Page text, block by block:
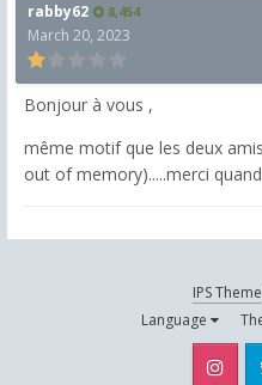
rabby62 8,454
March 20, 2023
Bonjour à vous ,
même motif que les deux
out of memory).....merci
IPS Theme
Language